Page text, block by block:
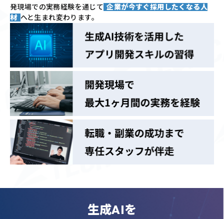
発現場での実務経験を通じて 企業が今すぐ採用したくなる人
材 へと生まれ変わります。
生成AIを